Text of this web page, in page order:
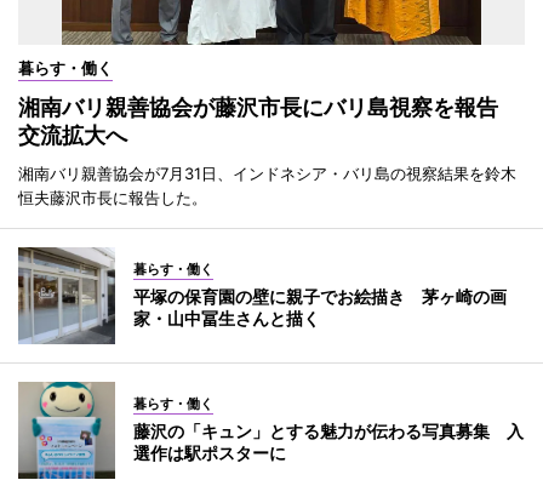
暮らす・働く
湘南バリ親善協会が藤沢市長にバリ島視察を報告
交流拡大へ
湘南バリ親善協会が7月31日、インドネシア・バリ島の視察結果を鈴木
恒夫藤沢市長に報告した。
暮らす・働く
平塚の保育園の壁に親子でお絵描き 茅ヶ崎の画
家・山中冨生さんと描く
暮らす・働く
藤沢の「キュン」とする魅力が伝わる写真募集 入
選作は駅ポスターに